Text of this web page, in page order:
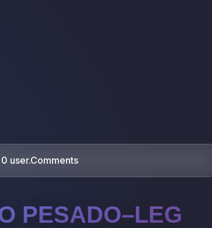
0 user.Comments
PESADO–LEG